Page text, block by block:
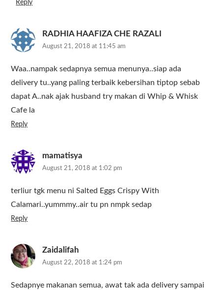
Reply
RADHIA HAAFIZA CHE RAZALI
August 21, 2018 at 11:45 am
Waa..nampak sedapnya semua menunya..siap ada
delivery tu..yang paling terbaik kebersihan tiptop sebab
dapat A..nak ajak husband try makan di Whip & Whisk
Cafe la
Reply
mamatisya
August 21, 2018 at 1:02 pm
terliur tgk menu ni Salted Eggs Crispy With
Calamari..yummmy..air tu pn nmpk sedap
Reply
Zaidalifah
August 22, 2018 at 1:24 pm
Sedapnye makanan semua, awat tak ada delivery sampai